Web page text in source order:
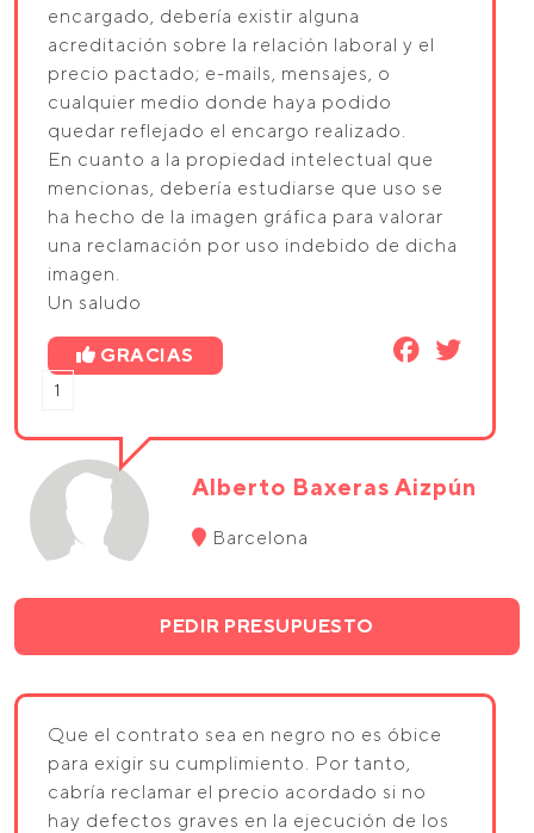
encargado, debería existir alguna
acreditación sobre la relación laboral y el
precio pactado; e-mails, mensajes, o
cualquier medio donde haya podido
quedar reflejado el encargo realizado.
En cuanto a la propiedad intelectual que
mencionas, debería estudiarse que uso se
ha hecho de la imagen gráfica para valorar
una reclamación por uso indebido de dicha
imagen.
Un saludo
GRACIAS
1
Alberto Baxeras Aizpún
Barcelona
PEDIR PRESUPUESTO
Que el contrato sea en negro no es óbice
para exigir su cumplimiento. Por tanto,
cabría reclamar el precio acordado si no
hay defectos graves en la ejecución de los